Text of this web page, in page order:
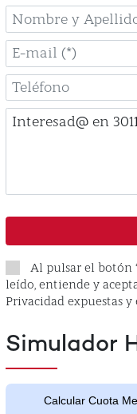
Nombre
y
Apellidos
E-
mail
Teléfono
Comentario
Al pulsar el botón
leído, entiende y
Privacidad expuestas y
Simulador
Calcular Cuota